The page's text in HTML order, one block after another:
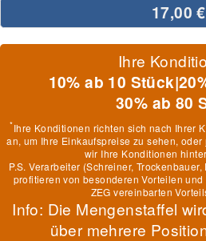
17,00 €
Ihre
10% ab 10 Stück|
30% ab 80
*Ihre Konditionen richten sich nach Ihrer
an, um Ihre Einkaufspreise zu sehen, oder
wir Ihre Konditionen
P.S. Verarbeiter (Schreiner,
profitieren von besonderen Vorteilen
ZEG vereinbarten
Info: Die Mengenstaffel
über mehrere